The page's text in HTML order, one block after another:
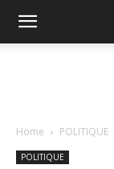
Home POLITIQUE
POLITIQUE